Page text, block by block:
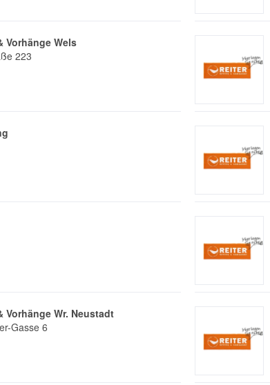
Vorhänge Wels
223
Vorhänge Wr. Neustadt
Gasse 6